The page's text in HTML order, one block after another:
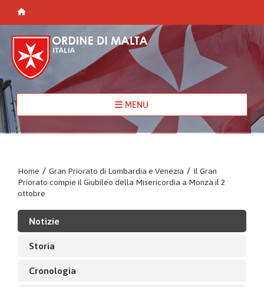
MENU
Home / Gran Priorato di Lombardia e Venezia / Il Gran
Priorato compie il Giubileo della Misericordia a Monza il 2
ottobre
Notizie
Storia
Cronologia